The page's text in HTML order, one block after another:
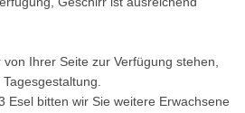
Ihrer Seite zur Verfügung stehen,
Esel bitten wir Sie weitere Erwachsene